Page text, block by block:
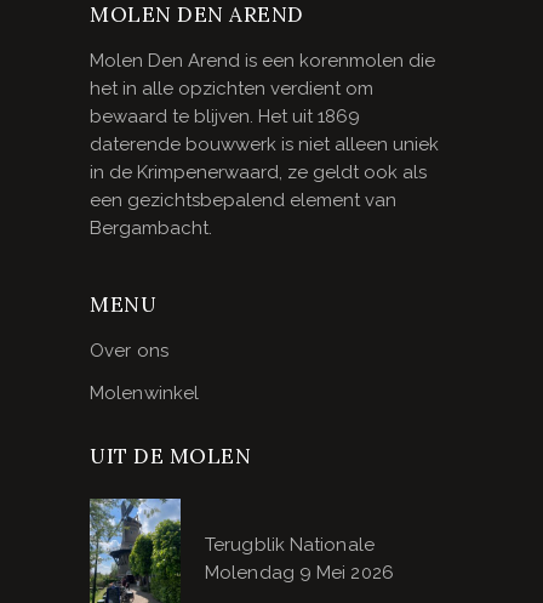
MOLEN DEN AREND
Molen Den Arend is een korenmolen die
het in alle opzichten verdient om
bewaard te blijven. Het uit 1869
daterende bouwwerk is niet alleen uniek
in de Krimpenerwaard, ze geldt ook als
een gezichtsbepalend element van
Bergambacht.
MENU
Over ons
Molenwinkel
UIT DE MOLEN
Terugblik Nationale
Molendag 9 Mei 2026